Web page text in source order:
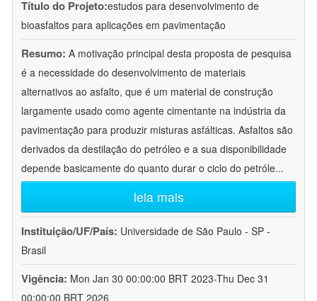
Título do Projeto:estudos para desenvolvimento de
bioasfaltos para aplicações em pavimentação
Resumo: A motivação principal desta proposta de pesquisa
é a necessidade do desenvolvimento de materiais
alternativos ao asfalto, que é um material de construção
largamente usado como agente cimentante na indústria da
pavimentação para produzir misturas asfálticas. Asfaltos são
derivados da destilação do petróleo e a sua disponibilidade
depende basicamente do quanto durar o ciclo do petróle...
leia mais
Instituição/UF/País: Universidade de São Paulo - SP -
Brasil
Vigência: Mon Jan 30 00:00:00 BRT 2023-Thu Dec 31
00:00:00 BRT 2026